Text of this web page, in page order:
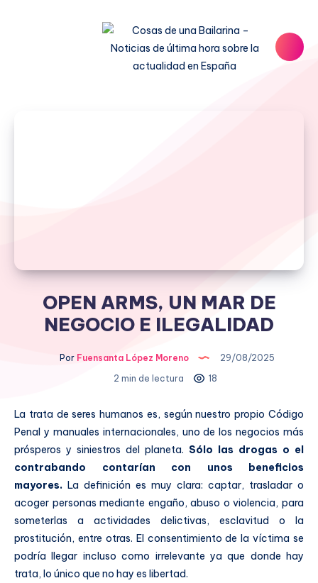
OPEN ARMS, UN MAR DE
NEGOCIO E ILEGALIDAD
Por Fuensanta López Moreno
29/08/2025
2 min de lectura
18
La trata de seres humanos es, según nuestro propio Código
Penal y manuales internacionales, uno de los negocios más
prósperos y siniestros del planeta. Sólo las drogas o el
contrabando contarían con unos beneficios
mayores. La definición es muy clara: captar, trasladar o
acoger personas mediante engaño, abuso o violencia, para
someterlas a actividades delictivas, esclavitud o la
prostitución, entre otras. El consentimiento de la víctima se
podría llegar incluso como irrelevante ya que donde hay
trata, lo único que no hay es libertad.